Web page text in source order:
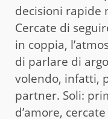
decisioni rapide
Cercate di
in coppia,
di parlare di
volendo, infatti,
partner. Soli:
d’amore,